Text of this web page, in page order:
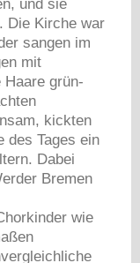
und sie
Die Kirche war
sangen im
mit
Haare grün-
kickten
des Tages ein
Dabei
Bremen
wie